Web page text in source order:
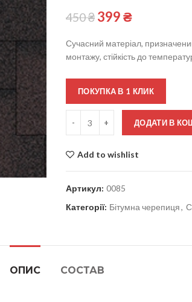
450₴ 399₴
Сучасний матеріал,
монтажу, стійкість до
ПОКУПКА В 1 КЛИК
ДОДАТИ В
Add to wishlist
Артикул: 0085
Категорії: Бітумна черепиця,
ОПИС СОСТАВ